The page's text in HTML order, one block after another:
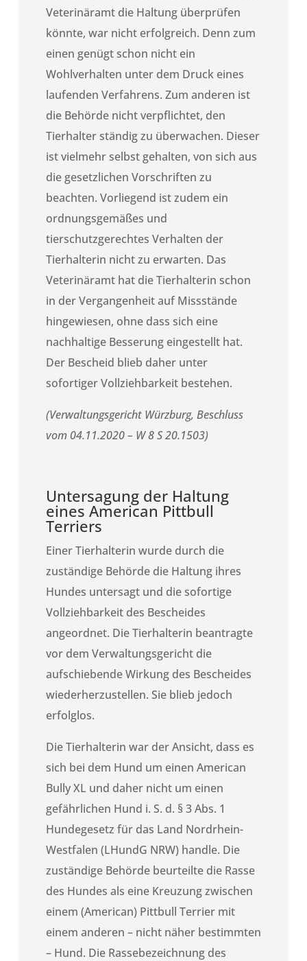
Veterinäramt die Haltung überprüfen
könnte, war nicht erfolgreich. Denn zum
einen genügt schon nicht ein
Wohlverhalten unter dem Druck eines
laufenden Verfahrens. Zum anderen ist
die Behörde nicht verpflichtet, den
Tierhalter ständig zu überwachen. Dieser
ist vielmehr selbst gehalten, von sich aus
die gesetzlichen Vorschriften zu
beachten. Vorliegend ist zudem ein
ordnungsgemäßes und
tierschutzgerechtes Verhalten der
Tierhalterin nicht zu erwarten. Das
Veterinäramt hat die Tierhalterin schon
in der Vergangenheit auf Missstände
hingewiesen, ohne dass sich eine
nachhaltige Besserung eingestellt hat.
Der Bescheid blieb daher unter
sofortiger Vollziehbarkeit bestehen.
(Verwaltungsgericht Würzburg, Beschluss
vom 04.11.2020 – W 8 S 20.1503)
Untersagung der Haltung
eines American Pittbull
Terriers
Einer Tierhalterin wurde durch die
zuständige Behörde die Haltung ihres
Hundes untersagt und die sofortige
Vollziehbarkeit des Bescheides
angeordnet. Die Tierhalterin beantragte
vor dem Verwaltungsgericht die
aufschiebende Wirkung des Bescheides
wiederherzustellen. Sie blieb jedoch
erfolglos.
Die Tierhalterin war der Ansicht, dass es
sich bei dem Hund um einen American
Bully XL und daher nicht um einen
gefährlichen Hund i. S. d. § 3 Abs. 1
Hundegesetz für das Land Nordrhein-
Westfalen (LHundG NRW) handle. Die
zuständige Behörde beurteilte die Rasse
des Hundes als eine Kreuzung zwischen
einem (American) Pittbull Terrier mit
einem anderen – nicht näher bestimmten
– Hund. Die Rassebezeichnung des